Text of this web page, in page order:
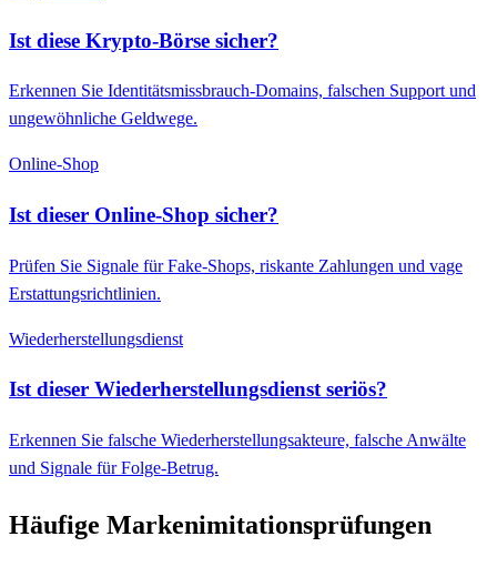
Ist diese Krypto-Börse sicher?
Erkennen Sie Identitätsmissbrauch-Domains, falschen Support und
ungewöhnliche Geldwege.
Online-Shop
Ist dieser Online-Shop sicher?
Prüfen Sie Signale für Fake-Shops, riskante Zahlungen und vage
Erstattungsrichtlinien.
Wiederherstellungsdienst
Ist dieser Wiederherstellungsdienst seriös?
Erkennen Sie falsche Wiederherstellungsakteure, falsche Anwälte
und Signale für Folge-Betrug.
Häufige Markenimitationsprüfungen